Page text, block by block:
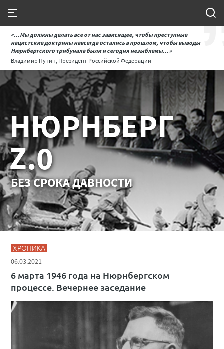
«...Мы должны делать все от нас зависящее, чтобы преступные
нацистские доктрины навсегда остались в прошлом, чтобы выводы
Нюрнбергского трибунала были и сегодня незыблемы...»
Владимир Путин, Президент Российской Федерации
НЮРНБЕРГ
Z.0
БЕЗ СРОКА ДАВНОСТИ
ХРОНИКА
06.03.2021
6 марта 1946 года на Нюрнбергском
процессе. Вечернее заседание